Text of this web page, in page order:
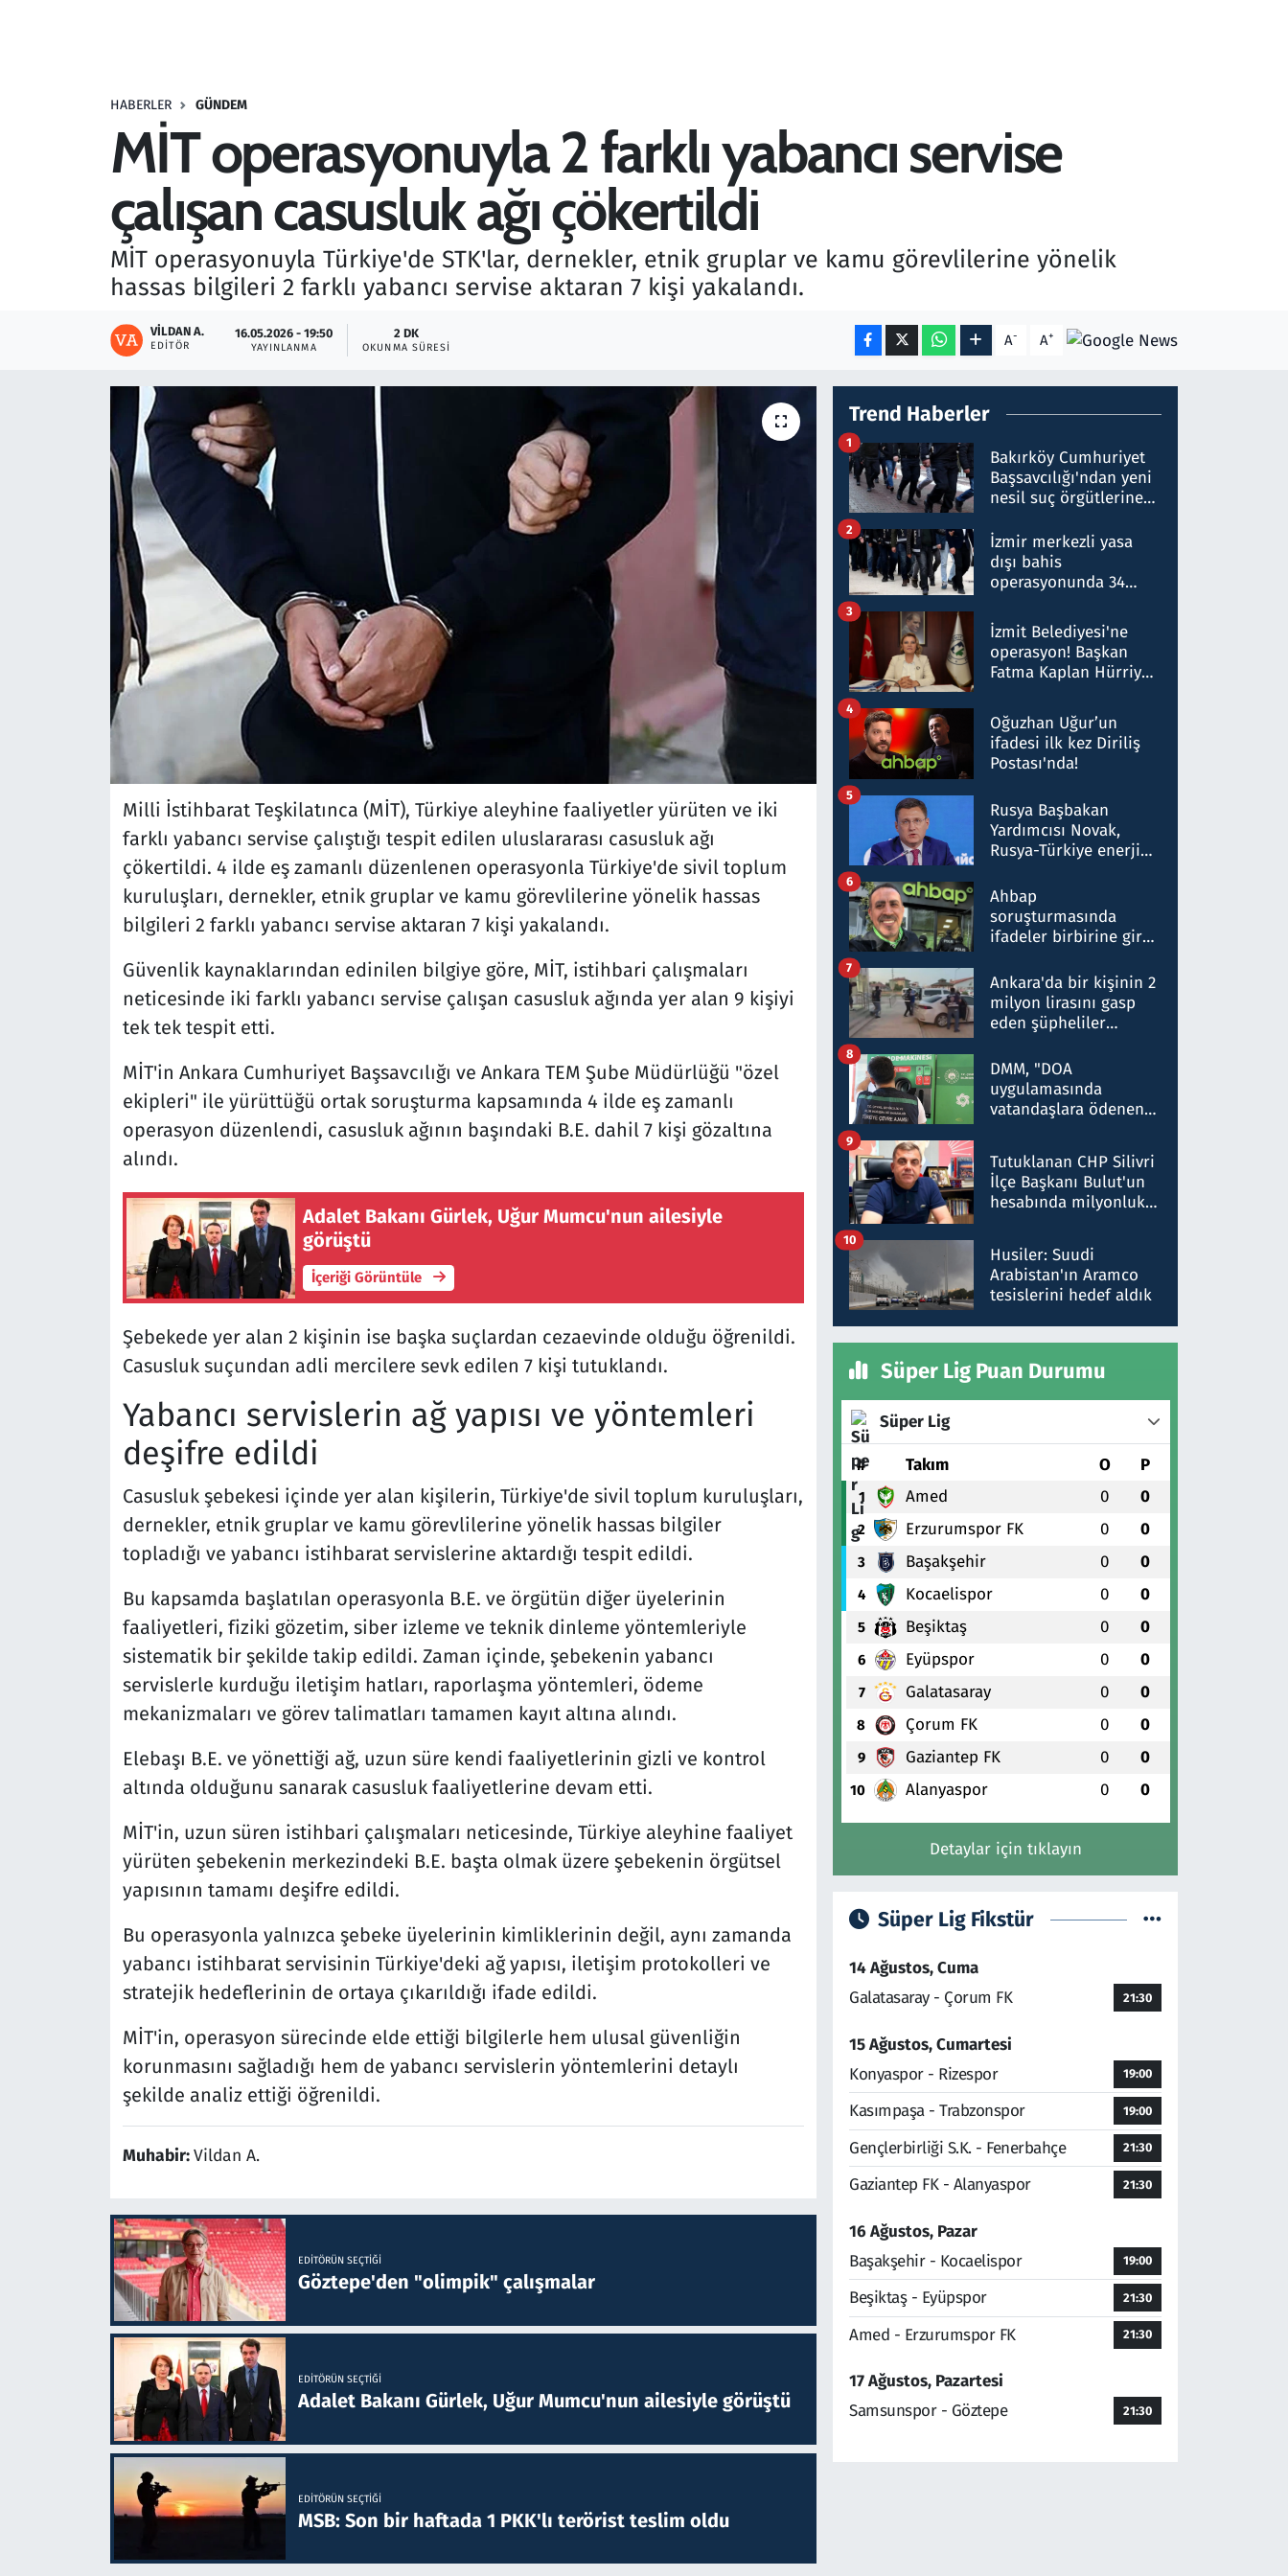
HABERLER GÜNDEM
MİT operasyonuyla 2 farklı yabancı servise
çalışan casusluk ağı çökertildi
MİT operasyonuyla Türkiye'de STK'lar, dernekler, etnik gruplar ve kamu görevlilerine yönelik
hassas bilgileri 2 farklı yabancı servise aktaran 7 kişi yakalandı.
VILDAN A.
EDITÖR
16.05.2026 - 19:50
YAYINLANMA
2 DK
OKUNMA SÜRESI A- A+
Milli İstihbarat Teşkilatınca (MİT), Türkiye aleyhine faaliyetler yürüten ve iki
farklı yabancı servise çalıştığı tespit edilen uluslararası casusluk ağı
çökertildi. 4 ilde eş zamanlı düzenlenen operasyonla Türkiye'de sivil toplum
kuruluşları, dernekler, etnik gruplar ve kamu görevlilerine yönelik hassas
bilgileri 2 farklı yabancı servise aktaran 7 kişi yakalandı.
Güvenlik kaynaklarından edinilen bilgiye göre, MİT, istihbari çalışmaları
neticesinde iki farklı yabancı servise çalışan casusluk ağında yer alan 9 kişiyi
tek tek tespit etti.
MİT'in Ankara Cumhuriyet Başsavcılığı ve Ankara TEM Şube Müdürlüğü "özel
ekipleri" ile yürüttüğü ortak soruşturma kapsamında 4 ilde eş zamanlı
operasyon düzenlendi, casusluk ağının başındaki B.E. dahil 7 kişi gözaltına
alındı.
Adalet Bakanı Gürlek, Uğur Mumcu'nun ailesiyle
görüştü
İçeriği Görüntüle
Şebekede yer alan 2 kişinin ise başka suçlardan cezaevinde olduğu öğrenildi.
Casusluk suçundan adli mercilere sevk edilen 7 kişi tutuklandı.
Yabancı servislerin ağ yapısı ve yöntemleri
deşifre edildi
Casusluk şebekesi içinde yer alan kişilerin, Türkiye'de sivil toplum kuruluşları,
dernekler, etnik gruplar ve kamu görevlilerine yönelik hassas bilgiler
topladığı ve yabancı istihbarat servislerine aktardığı tespit edildi.
Bu kapsamda başlatılan operasyonla B.E. ve örgütün diğer üyelerinin
faaliyetleri, fiziki gözetim, siber izleme ve teknik dinleme yöntemleriyle
sistematik bir şekilde takip edildi. Zaman içinde, şebekenin yabancı
servislerle kurduğu iletişim hatları, raporlaşma yöntemleri, ödeme
mekanizmaları ve görev talimatları tamamen kayıt altına alındı.
Elebaşı B.E. ve yönettiği ağ, uzun süre kendi faaliyetlerinin gizli ve kontrol
altında olduğunu sanarak casusluk faaliyetlerine devam etti.
MİT'in, uzun süren istihbari çalışmaları neticesinde, Türkiye aleyhine faaliyet
yürüten şebekenin merkezindeki B.E. başta olmak üzere şebekenin örgütsel
yapısının tamamı deşifre edildi.
Bu operasyonla yalnızca şebeke üyelerinin kimliklerinin değil, aynı zamanda
yabancı istihbarat servisinin Türkiye'deki ağ yapısı, iletişim protokolleri ve
stratejik hedeflerinin de ortaya çıkarıldığı ifade edildi.
MİT'in, operasyon sürecinde elde ettiği bilgilerle hem ulusal güvenliğin
korunmasını sağladığı hem de yabancı servislerin yöntemlerini detaylı
şekilde analiz ettiği öğrenildi.
Muhabir:Vildan A.
EDITÖRÜN SEÇTIĞI
Göztepe'den "olimpik" çalışmalar
EDITÖRÜN SEÇTIĞI
Adalet Bakanı Gürlek, Uğur Mumcu'nun ailesiyle görüştü
EDITÖRÜN SEÇTIĞI
MSB: Son bir haftada 1 PKK'lı terörist teslim oldu
Trend Haberler
Bakırköy Cumhuriyet
Başsavcılığı'ndan yeni
nesil suç örgütlerine
hakkında gözaltı kararı
1
İzmir merkezli yasa
dışı bahis
operasyonunda 34
Milyar liralık para
trafiği tespit edildi
2
İzmit Belediyesi'ne
operasyon! Başkan
Fatma Kaplan Hürriyet
3
Oğuzhan Uğur’un
ifadesi ilk kez Diriliş
Postası'nda!
4
Rusya Başbakan
Yardımcısı Novak,
Rusya-Türkiye enerji
nitelikte olduğunu
belirtti
5
Ahbap
soruşturmasında
ifadeler birbirine girdi:
ifadelerinden ortaya
çıkan tablo şok etti
6
Ankara'da bir kişinin 2
milyon lirasını gasp
eden şüpheliler
7
DMM, "DOA
uygulamasında
vatandaşlara ödenen
düşürüldüğü" iddiasını
yalanladı
8
Tutuklanan CHP Silivri
İlçe Başkanı Bulut'un
hesabında milyonluk
talimat verdi, ben
gönderdim
9
Husiler: Suudi
Arabistan'ın Aramco
tesislerini hedef aldık
10
Süper Lig Puan Durumu
Süper Lig
# Takım O P
1 Amed 0 0
2 Erzurumspor FK 0 0
3 Başakşehir 0 0
4 Kocaelispor 0 0
5 Beşiktaş 0 0
6 Eyüpspor 0 0
7 Galatasaray 0 0
8 Çorum FK 0 0
9 Gaziantep FK 0 0
10 Alanyaspor 0 0
Detaylar için tıklayın
Süper Lig Fikstür
14 Ağustos, Cuma
Galatasaray - Çorum FK
21:30
15 Ağustos, Cumartesi
Konyaspor - Rizespor
19:00
Kasımpaşa - Trabzonspor 19:00
Gençlerbirliği S.K. - Fenerbahçe 21:30
Gaziantep FK - Alanyaspor 21:30
16 Ağustos, Pazar
Başakşehir - Kocaelispor
19:00
Beşiktaş - Eyüpspor 21:30
Amed - Erzurumspor FK 21:30
17 Ağustos, Pazartesi
Samsunspor - Göztepe
21:30
Savunma Sanayi
Seçim 2023
Teknoloji ve Bilim
Televizyon